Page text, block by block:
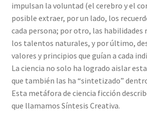
impulsan la voluntad (el cerebro y el
posible extraer, por un lado, los
cada persona; por otro, las habilidades
los talentos naturales, y por último,
valores y principios que guían a cada
La ciencia no solo ha logrado aislar
que también las ha “sintetizado”
Esta metáfora de ciencia ficción
que llamamos Síntesis Creativa.